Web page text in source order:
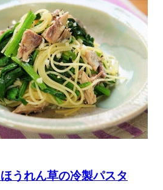
うれん草の冷製パスタ